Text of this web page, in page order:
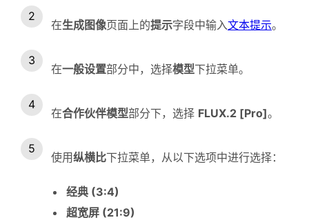
在生成图像页面上的提示字段中输入文本提示。
在一般设置部分中，选择模型下拉菜单。
在合作伙伴模型部分下，选择 FLUX.2 [Pro]。
使用纵横比下拉菜单，从以下选项中进行选择：
经典 (3:4)
超宽屏 (21:9)